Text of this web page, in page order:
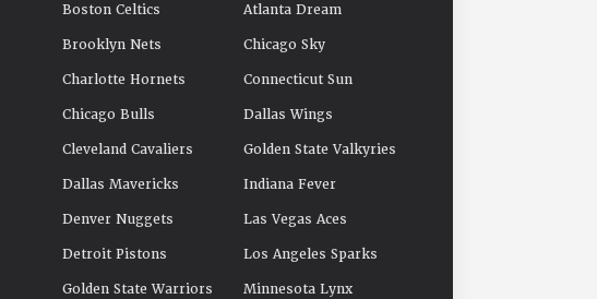
Boston Celtics
Brooklyn Nets
Charlotte Hornets
Chicago Bulls
Cleveland Cavaliers
Dallas Mavericks
Denver Nuggets
Detroit Pistons
Golden State Warriors
Atlanta Dream
Chicago Sky
Connecticut Sun
Dallas Wings
Golden State Valkyries
Indiana Fever
Las Vegas Aces
Los Angeles Sparks
Minnesota Lynx